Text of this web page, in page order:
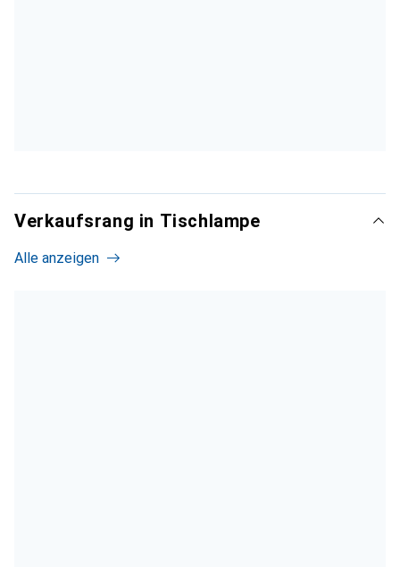
Verkaufsrang in Tischlampe
Alle anzeigen